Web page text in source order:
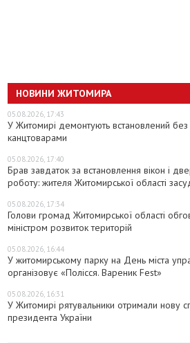
НОВИНИ ЖИТОМИРА
05.08.2026, 17:43
У Житомирі демонтують встановлений без
канцтоварами
05.08.2026, 17:40
Брав завдаток за встановлення вікон і
роботу: жителя Житомирської області
05.08.2026, 17:34
Голови громад Житомирської області
міністром розвиток територій
05.08.2026, 16:44
У житомирському парку на День міста
організовує «Полісся. Вареник Fest»
05.08.2026, 16:31
У Житомирі рятувальники отримали нову
президента України